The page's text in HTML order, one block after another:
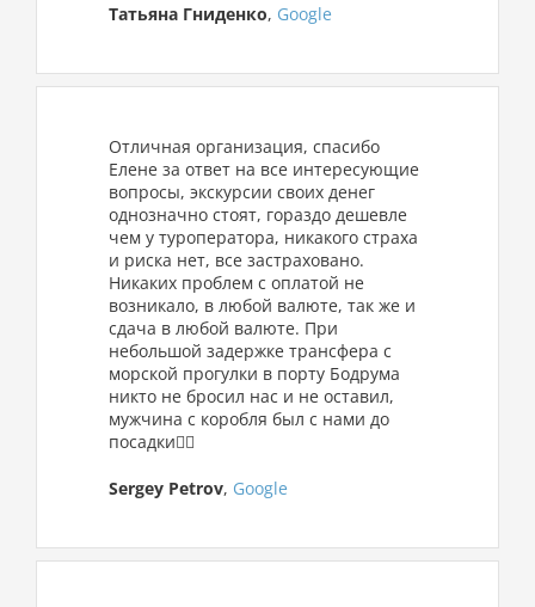
Татьяна Гниденко, Google
Отличная организация, спасибо
Елене за ответ на все интересующие
вопросы, экскурсии своих денег
однозначно стоят, гораздо дешевле
чем у туроператора, никакого страха
и риска нет, все застраховано.
Никаких проблем с оплатой не
возникало, в любой валюте, так же и
сдача в любой валюте. При
небольшой задержке трансфера с
морской прогулки в порту Бодрума
никто не бросил нас и не оставил,
мужчина с коробля был с нами до
посадки👍🏽
Sergey Petrov, Google